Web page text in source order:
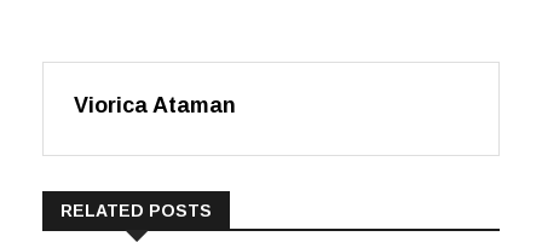
Viorica Ataman
RELATED POSTS